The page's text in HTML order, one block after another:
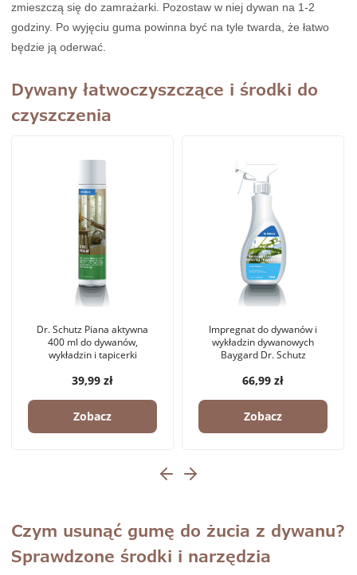
zmieszczą się do zamrażarki. Pozostaw w niej dywan na 1-2
godziny. Po wyjęciu guma powinna być na tyle twarda, że łatwo
będzie ją oderwać.
Dywany łatwoczyszczące i środki do
czyszczenia
Dr. Schutz Piana aktywna
400 ml do dywanów,
wykładzin i tapicerki
39,99 zł
Zobacz
Impregnat do dywanów i
wykładzin dywanowych
Baygard Dr. Schutz
66,99 zł
Zobacz
Czym usunąć gumę do żucia z dywanu?
Sprawdzone środki i narzędzia